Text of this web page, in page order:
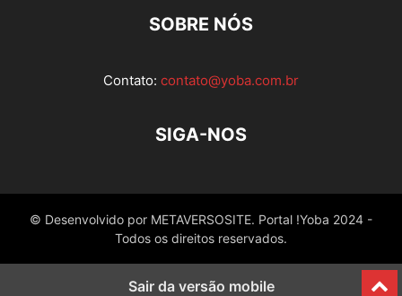
SOBRE NÓS
Contato: contato@yoba.com.br
SIGA-NOS
© Desenvolvido por METAVERSOSITE. Portal !Yoba 2024 -
Todos os direitos reservados.
Sair da versão mobile